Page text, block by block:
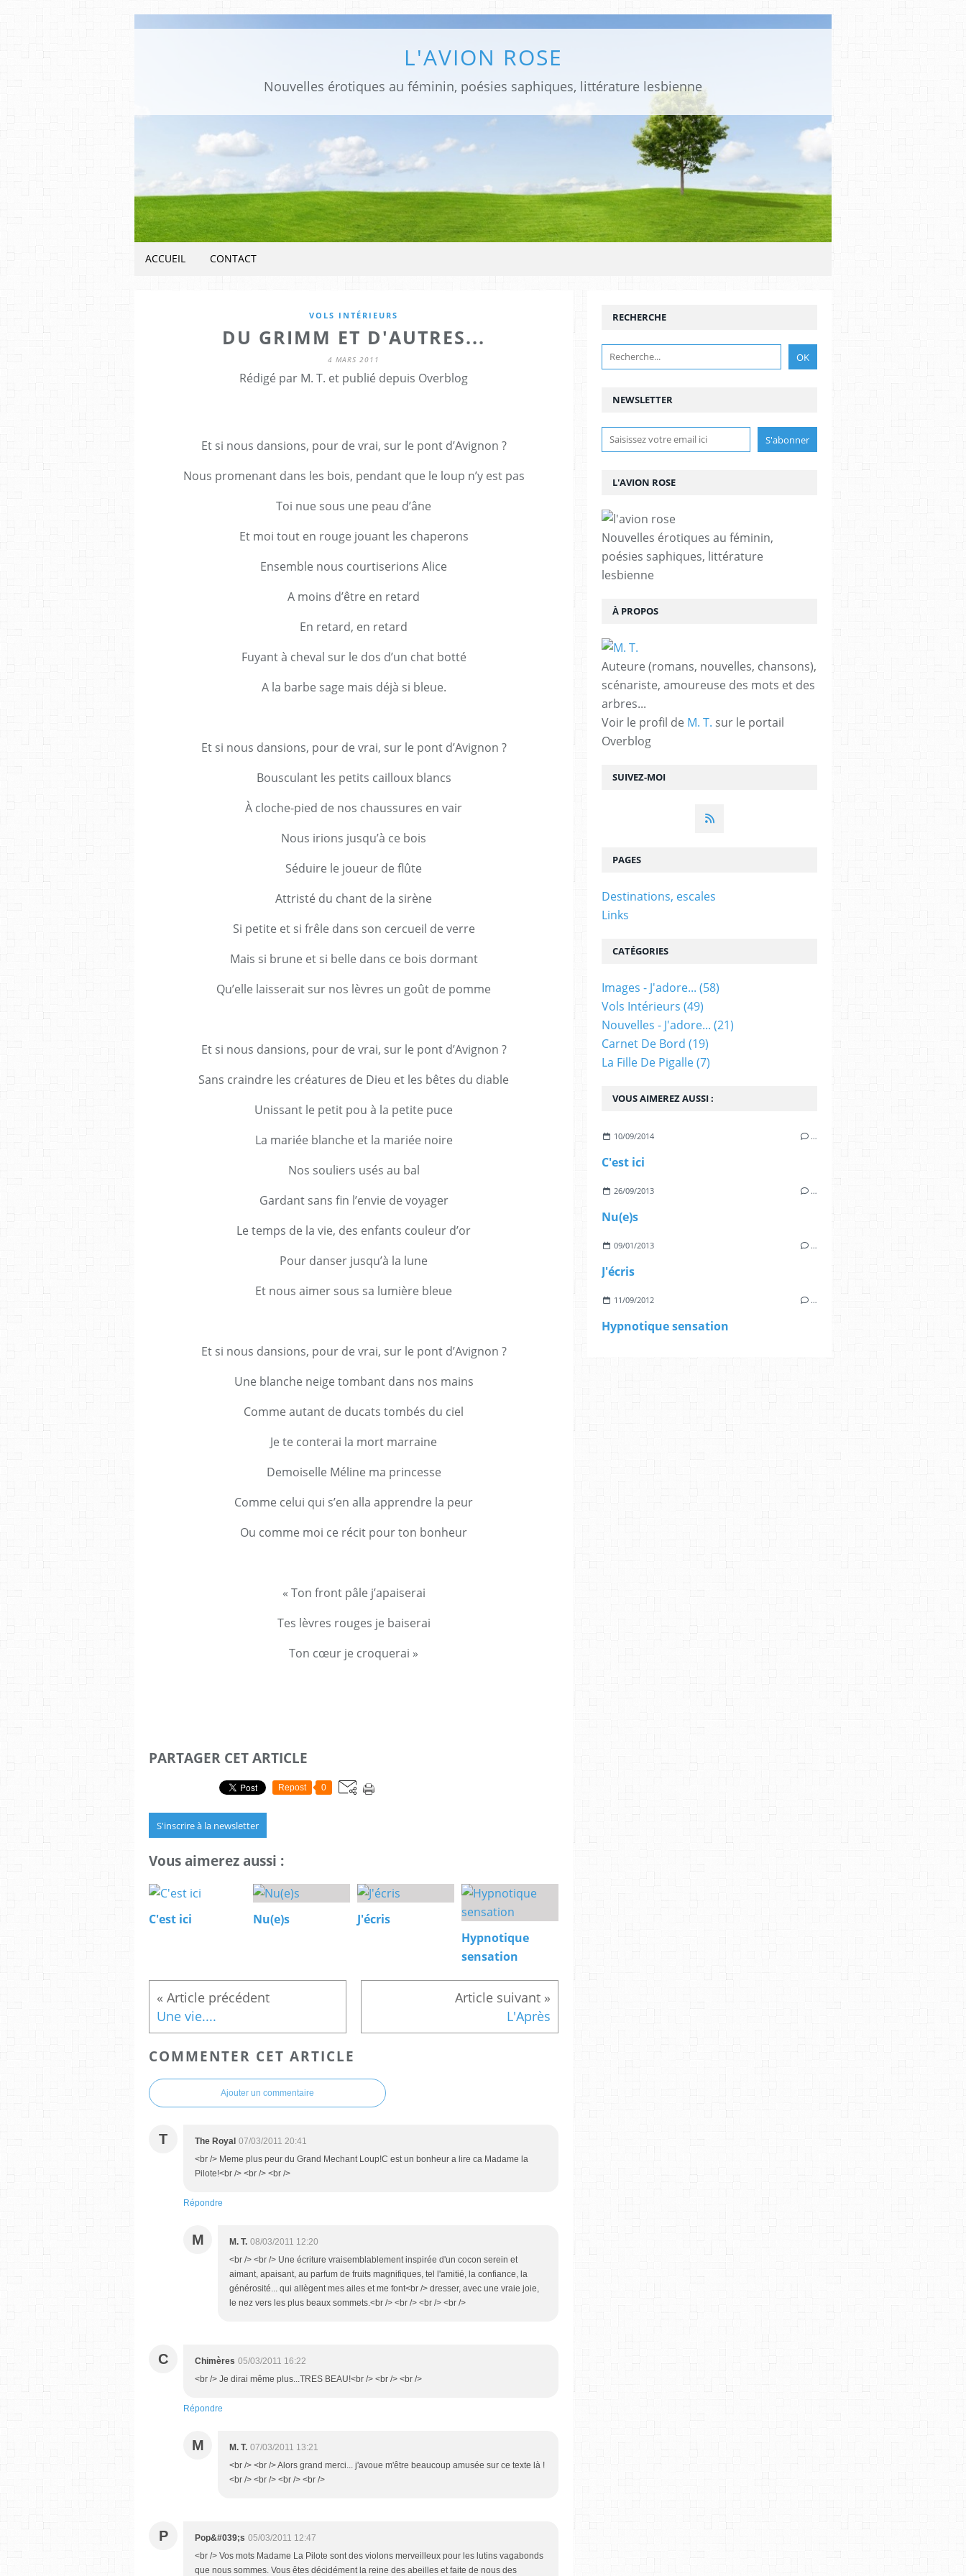
L'AVION ROSE
Nouvelles érotiques au féminin, poésies saphiques, littérature lesbienne
ACCUEIL CONTACT
VOLS INTÉRIEURS
DU GRIMM ET D'AUTRES...
4 MARS 2011
Rédigé par M. T. et publié depuis Overblog
Et si nous dansions, pour de vrai, sur le pont d’Avignon ?
Nous promenant dans les bois, pendant que le loup n’y est pas
Toi nue sous une peau d’âne
Et moi tout en rouge jouant les chaperons
Ensemble nous courtiserions Alice
A moins d’être en retard
En retard, en retard
Fuyant à cheval sur le dos d’un chat botté
A la barbe sage mais déjà si bleue.
Et si nous dansions, pour de vrai, sur le pont d’Avignon ?
Bousculant les petits cailloux blancs
À cloche-pied de nos chaussures en vair
Nous irions jusqu’à ce bois
Séduire le joueur de flûte
Attristé du chant de la sirène
Si petite et si frêle dans son cercueil de verre
Mais si brune et si belle dans ce bois dormant
Qu’elle laisserait sur nos lèvres un goût de pomme
Et si nous dansions, pour de vrai, sur le pont d’Avignon ?
Sans craindre les créatures de Dieu et les bêtes du diable
Unissant le petit pou à la petite puce
La mariée blanche et la mariée noire
Nos souliers usés au bal
Gardant sans fin l’envie de voyager
Le temps de la vie, des enfants couleur d’or
Pour danser jusqu’à la lune
Et nous aimer sous sa lumière bleue
Et si nous dansions, pour de vrai, sur le pont d’Avignon ?
Une blanche neige tombant dans nos mains
Comme autant de ducats tombés du ciel
Je te conterai la mort marraine
Demoiselle Méline ma princesse
Comme celui qui s’en alla apprendre la peur
Ou comme moi ce récit pour ton bonheur
« Ton front pâle j’apaiserai
Tes lèvres rouges je baiserai
Ton cœur je croquerai »
PARTAGER CET ARTICLE
Repost 0
S'inscrire à la newsletter
Vous aimerez aussi :
C'est ici Nu(e)s
J'écris
Hypnotique
sensation
Une vie.... L'Après
COMMENTER CET ARTICLE
Ajouter un commentaire
T The Royal 07/03/2011 20:41
<br /> Meme plus peur du Grand Mechant Loup!C est un bonheur a lire ca Madame la
Pilote!<br /> <br /> <br />
Répondre
M M. T. 08/03/2011 12:20
<br /> <br /> Une écriture vraisemblablement inspirée d'un cocon serein et
aimant, apaisant, au parfum de fruits magnifiques, tel l'amitié, la confiance, la
générosité... qui allègent mes ailes et me font<br /> dresser, avec une vraie joie,
le nez vers les plus beaux sommets.<br /> <br /> <br /> <br />
C Chimères 05/03/2011 16:22
<br /> Je dirai même plus...TRES BEAU!<br /> <br /> <br />
Répondre
M M. T. 07/03/2011 13:21
<br /> <br /> Alors grand merci... j'avoue m'être beaucoup amusée sur ce texte là !
<br /> <br /> <br /> <br />
P Pop&#039;s 05/03/2011 12:47
<br /> Vos mots Madame La Pilote sont des violons merveilleux pour les lutins vagabonds
que nous sommes. Vous êtes décidément la reine des abeilles et faite de nous des
NEWSLETTER
SUIVEZ-MOI
RECHERCHE
L'AVION ROSE
Nouvelles érotiques au féminin,
poésies saphiques, littérature
lesbienne
À PROPOS
Auteure (romans, nouvelles, chansons),
scénariste, amoureuse des mots et des
arbres...
Voir le profil de M. T. sur le portail
Overblog
VOUS AIMEREZ AUSSI :
10/09/2014 …
C'est ici
26/09/2013 …
Nu(e)s
09/01/2013 …
J'écris
11/09/2012 …
Hypnotique sensation
PAGES
Destinations, escales
Links
CATÉGORIES
Images - J'adore... (58)
Vols Intérieurs (49)
Nouvelles - J'adore... (21)
Carnet De Bord (19)
La Fille De Pigalle(7)